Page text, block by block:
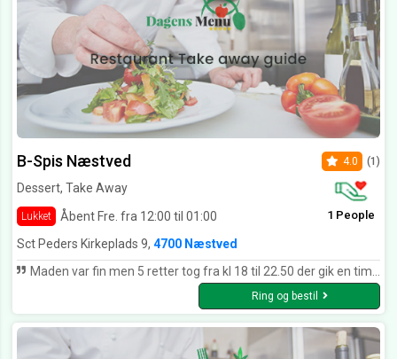
B-Spis Næstved
Dessert, Take Away
Lukket Åbent Fre. fra 12:00 til 01:00
4.0 (1)
1 People
Sct Peders Kirkeplads 9, 4700 Næstved
Maden var fin men 5 retter tog fra kl 18 til 22.50 der gik en time mellem hver ret det er ikke okay
Ring og bestil